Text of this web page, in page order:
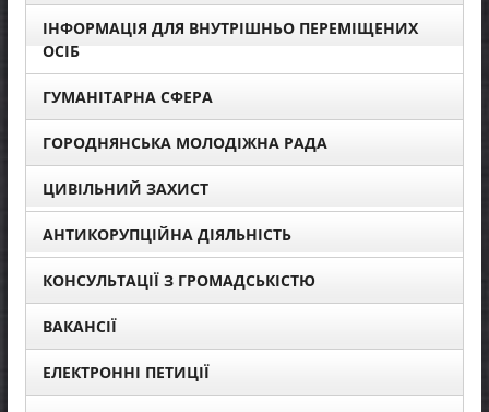
ІНФОРМАЦІЯ ДЛЯ ВНУТРІШНЬО ПЕРЕМІЩЕНИХ
ОСІБ
ГУМАНІТАРНА СФЕРА
ГОРОДНЯНСЬКА МОЛОДІЖНА РАДА
ЦИВІЛЬНИЙ ЗАХИСТ
АНТИКОРУПЦІЙНА ДІЯЛЬНІСТЬ
КОНСУЛЬТАЦІЇ З ГРОМАДСЬКІСТЮ
ВАКАНСІЇ
ЕЛЕКТРОННІ ПЕТИЦІЇ